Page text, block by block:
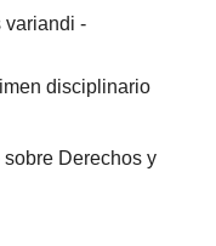
variandi -
disciplinario
Derechos y